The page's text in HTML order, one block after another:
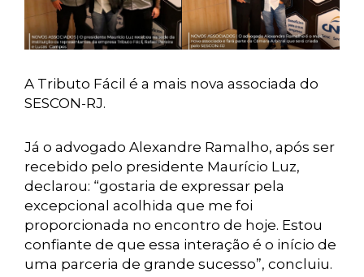
A Tributo Fácil é a mais nova associada do
SESCON-RJ.
Já o advogado Alexandre Ramalho, após ser
recebido pelo presidente Maurício Luz,
declarou: “gostaria de expressar pela
excepcional acolhida que me foi
proporcionada no encontro de hoje. Estou
confiante de que essa interação é o início de
uma parceria de grande sucesso”, concluiu.